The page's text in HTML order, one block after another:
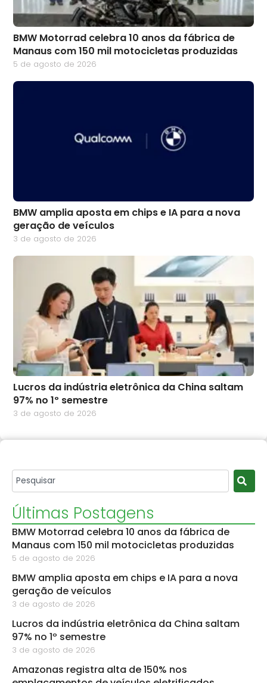
BMW Motorrad celebra 10 anos da fábrica de
Manaus com 150 mil motocicletas produzidas
5 de agosto de 2026
BMW amplia aposta em chips e IA para a nova
geração de veículos
3 de agosto de 2026
Lucros da indústria eletrônica da China saltam
97% no 1º semestre
3 de agosto de 2026
Últimas Postagens
BMW Motorrad celebra 10 anos da fábrica de
Manaus com 150 mil motocicletas produzidas
5 de agosto de 2026
BMW amplia aposta em chips e IA para a nova
geração de veículos
3 de agosto de 2026
Lucros da indústria eletrônica da China saltam
97% no 1º semestre
3 de agosto de 2026
Amazonas registra alta de 150% nos